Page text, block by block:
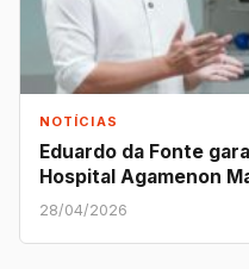
NOTÍCIAS
Eduardo da Fonte
Hospital Agamenon
28/04/2026